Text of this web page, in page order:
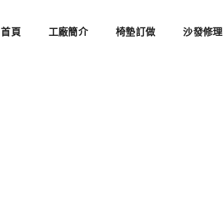
首頁 工廠簡介 椅墊訂做 沙發修理